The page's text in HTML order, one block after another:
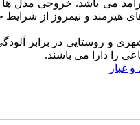
درآمد می باشد. خروجی
های هیرمند و نیمروز از
و روستایی در برابر
را دارا می باشند.
غبار